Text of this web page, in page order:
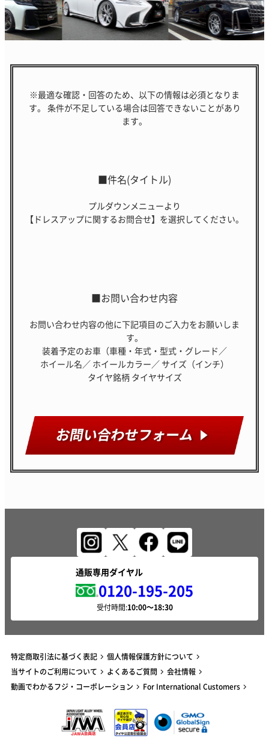
※最適な確認・回答のため、以下の情報は必須となりま
す。
条件が不足している場合は回答できないことがあり
ます。
■件名(タイトル)
プルダウンメニューより
【ドレスアップに関するお問合せ】を選択してください。
■お問い合わせ内容
お問い合わせ内容の他に下記項目のご入力をお願いしま
す。
装着予定のお車（車種・年式・型式・グレード／
ホイール名／ ホイールカラー／ サイズ（インチ）
タイヤ銘柄 タイヤサイズ
通販専用ダイヤル
0120-195-205
受付時間:
特定商取引法に基づく表記
個人情報保護方針について
当サイトのご利用について
よくあるご質問
会社情報
動画でわかるフジ・コーポレーション
For International Customers